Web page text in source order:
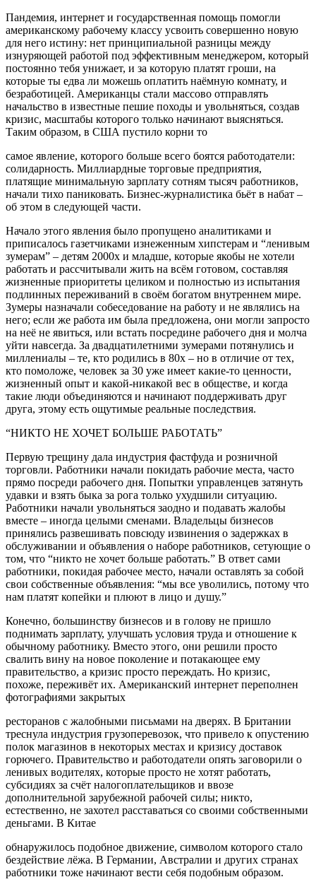
Пандемия, интернет и государственная помощь помогли
американскому рабочему классу усвоить совершенно новую
для него истину: нет принципиальной разницы между
изнуряющей работой под эффективным менеджером, который
постоянно тебя унижает, и за которую платят гроши, на
которые ты едва ли можешь оплатить наёмную комнату, и
безработицей. Американцы стали массово отправлять
начальство в известные пешие походы и увольняться, создав
кризис, масштабы которого только начинают выясняться.
Таким образом, в США пустило корни то
самое явление, которого больше всего боятся работодатели:
солидарность. Миллиардные торговые предприятия,
платящие минимальную зарплату сотням тысяч работников,
начали тихо паниковать. Бизнес-журналистика бьёт в набат –
об этом в следующей части.
Начало этого явления было пропущено аналитиками и
приписалось газетчиками изнеженным хипстерам и “ленивым
зумерам” – детям 2000х и младше, которые якобы не хотели
работать и рассчитывали жить на всём готовом, составляя
жизненные приоритеты целиком и полностью из испытания
подлинных переживаний в своём богатом внутреннем мире.
Зумеры назначали собеседование на работу и не являлись на
него; если же работа им была предложена, они могли запросто
на неё не явиться, или встать посредине рабочего дня и молча
уйти навсегда. За двадцатилетними зумерами потянулись и
миллениалы – те, кто родились в 80х – но в отличие от тех,
кто помоложе, человек за 30 уже имеет какие-то ценности,
жизненный опыт и какой-никакой вес в обществе, и когда
такие люди объединяются и начинают поддерживать друг
друга, этому есть ощутимые реальные последствия.
“НИКТО НЕ ХОЧЕТ БОЛЬШЕ РАБОТАТЬ”
Первую трещину дала индустрия фастфуда и розничной
торговли. Работники начали покидать рабочие места, часто
прямо посреди рабочего дня. Попытки управленцев затянуть
удавки и взять быка за рога только ухудшили ситуацию.
Работники начали увольняться заодно и подавать жалобы
вместе – иногда целыми сменами. Владельцы бизнесов
принялись развешивать повсюду извинения о задержках в
обслуживании и объявления о наборе работников, сетующие о
том, что “никто не хочет больше работать.” В ответ сами
работники, покидая рабочее место, начали оставлять за собой
свои собственные объявления: “мы все уволились, потому что
нам платят копейки и плюют в лицо и душу.”
Конечно, большинству бизнесов и в голову не пришло
поднимать зарплату, улучшать условия труда и отношение к
обычному работнику. Вместо этого, они решили просто
свалить вину на новое поколение и потакающее ему
правительство, а кризис просто переждать. Но кризис,
похоже, переживёт их. Американский интернет переполнен
фотографиями закрытых
ресторанов с жалобными письмами на дверях. В Британии
треснула индустрия грузоперевозок, что привело к опустению
полок магазинов в некоторых местах и кризису доставок
горючего. Правительство и работодатели опять заговорили о
ленивых водителях, которые просто не хотят работать,
субсидиях за счёт налогоплательщиков и ввозе
дополнительной зарубежной рабочей силы; никто,
естественно, не захотел расставаться со своими собственными
деньгами. В Китае
обнаружилось подобное движение, символом которого стало
бездействие лёжа. В Германии, Австралии и других странах
работники тоже начинают вести себя подобным образом.